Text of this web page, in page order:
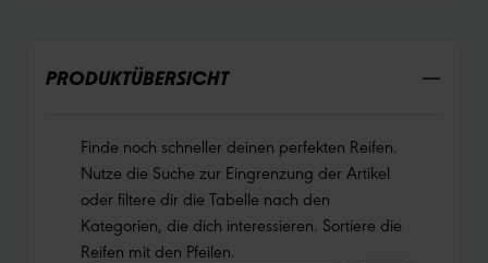
PRODUKTÜBERSICHT
Finde noch schneller deinen perfekten Reifen.
Nutze die Suche zur Eingrenzung der Artikel
oder filtere dir die Tabelle nach den
Kategorien, die dich interessieren. Sortiere die
Reifen mit den Pfeilen.